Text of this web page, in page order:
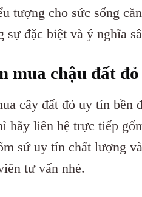
tượng cho sức sống
sự đặc biệt và ý nghĩa
mua chậu đất đỏ
cây đất đỏ uy tín
hãy liên hệ trực tiếp
sứ uy tín chất lượng
tư vấn nhé.